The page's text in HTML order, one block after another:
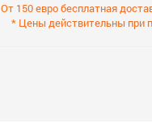
От 150 евро бесплатная
* Цены действительны при